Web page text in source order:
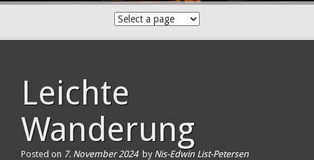
Leichte
Wanderung
Posted on 7. November 2024 by Nis-Edwin List-Petersen